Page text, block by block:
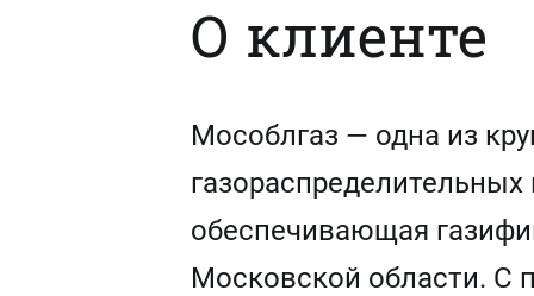
О клиенте
Мособлгаз — одна из
обеспечивающая
Московской области. С